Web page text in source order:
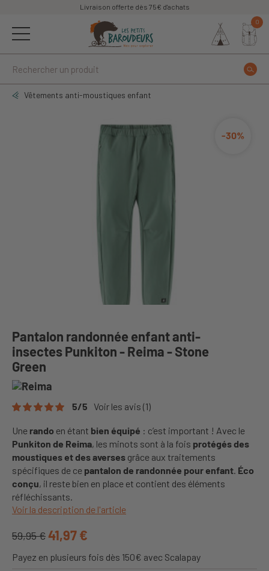
Livraison offerte dès 75€ d'achats
0
Vêtements anti-moustiques enfant
-30%
Pantalon randonnée enfant anti-
insectes Punkiton - Reima - Stone
Green
5/5 Voir les avis (1)
Une rando en étant bien équipé : c’est important ! Avec le
Punkiton de Reima, les minots sont à la fois protégés des
moustiques et des averses grâce aux traitements
spécifiques de ce pantalon de randonnée pour enfant. Éco
conçu, il reste bien en place et contient des éléments
réfléchissants.
Voir la description de l'article
59,95 €41,97 €
Payez en plusieurs fois dès 150€ avec Scalapay